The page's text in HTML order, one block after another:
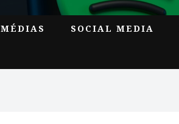
MÉDIAS SOCIAL MEDIA